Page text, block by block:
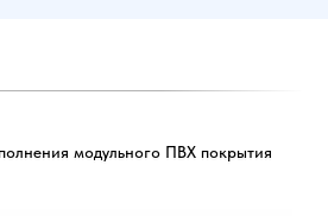
модульного ПВХ покрытия